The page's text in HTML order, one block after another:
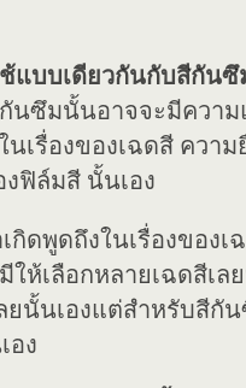
แบบเดียวกันกับสีกันซึ
นซึมนั้นอาจจะมีความ
นเรื่องของเฉดสี ควา
ฟิล์มสี นั้นเอง
กิดพูดถึงในเรื่องของ
ให้เลือกหลายเฉดสีเล
ยนั้นเองแต่สำหรับสีกั
อง